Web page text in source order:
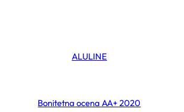
ALULINE
Bonitetna ocena AA+ 2020